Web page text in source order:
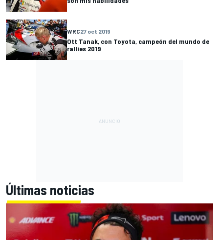
WRC27 oct 2019
Ott Tanak, con Toyota, campeón del mundo de
rallies 2019
Últimas noticias